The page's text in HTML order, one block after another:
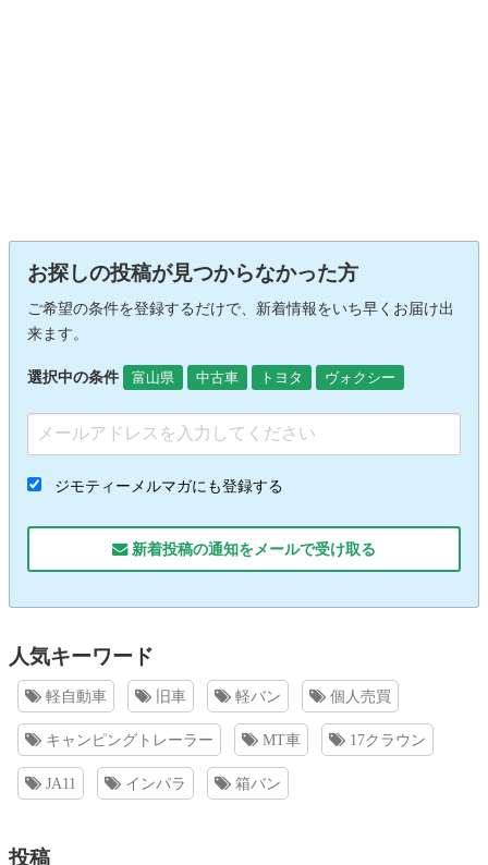
お探しの投稿が見つからなかった方
ご希望の条件を登録するだけで、新着情報をいち早くお届け出
来ます。
選択中の条件 富山県 中古車 トヨタ ヴォクシー
ジモティーメルマガにも登録する
新着投稿の通知をメールで受け取る
人気キーワード
軽自動車 旧車 軽バン 個人売買
キャンピングトレーラー MT車 17クラウン
JA11 インパラ 箱バン
投稿